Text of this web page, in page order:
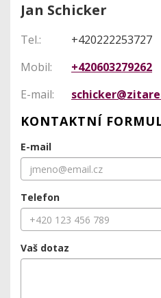
Jan Schicker
Tel.:
+420222253727
Mobil:
+420603279262
E-mail:
KONTAKTNÍ
E-mail
Telefon
Vaš dotaz